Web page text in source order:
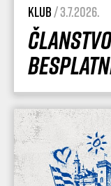
Klub/ 3.7.2026.